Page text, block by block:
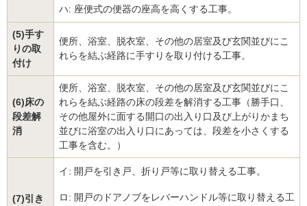
ハ: 座便式の便器の座高を高くする工事。
(5)手す
りの取
付け
便所、浴室、脱衣室、その他の居室及び玄関並びにこ
れらを結ぶ経路に手すりを取り付ける工事。
(6)床の
段差解
消
便所、浴室、脱衣室、その他の居室及び玄関並びにこ
れらを結ぶ経路の床の段差を解消する工事（勝手口、
その他屋外に面する開口の出入り口及び上がりかまち
並びに浴室の出入り口にあっては、段差を小さくする
工事を含む。）
(7)引き
イ: 開戸を引き戸、折り戸等に取り替える工事。
ロ: 開戸のドアノブをレバーハンドル等に取り替える工